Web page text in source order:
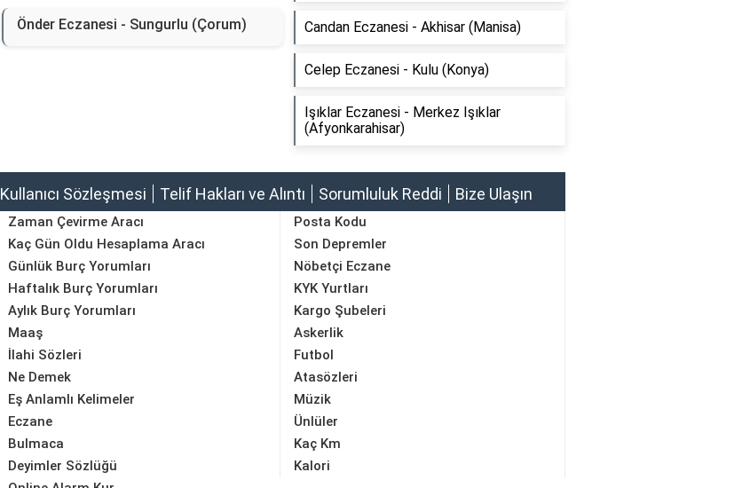
Önder Eczanesi - Sungurlu (Çorum) Candan Eczanesi - Akhisar (Manisa)
Celep Eczanesi - Kulu (Konya)
Işıklar Eczanesi - Merkez Işıklar
(Afyonkarahisar)
Kullanıcı Sözleşmesi Telif Hakları ve Alıntı Sorumluluk Reddi Bize Ulaşın
Zaman Çevirme Aracı
Kaç Gün Oldu Hesaplama Aracı
Günlük Burç Yorumları
Haftalık Burç Yorumları
Aylık Burç Yorumları
Maaş
Posta Kodu
Son Depremler
Nöbetçi Eczane
KYK Yurtları
Kargo Şubeleri
Askerlik
İlahi Sözleri
Ne Demek
Eş Anlamlı Kelimeler
Eczane
Bulmaca
Deyimler Sözlüğü
Futbol
Atasözleri
Müzik
Ünlüler
Kaç Km
Kalori